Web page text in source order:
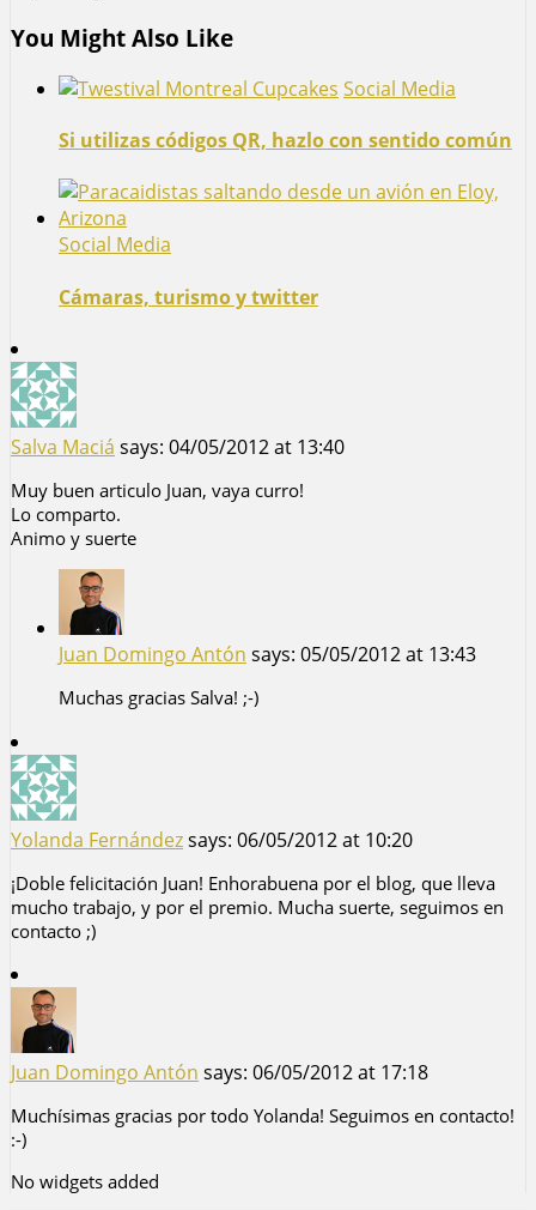
You Might Also Like
Social Media
Si utilizas códigos QR, hazlo con sentido común
Social Media
Cámaras, turismo y twitter
Salva Maciá says: 04/05/2012 at 13:40
Muy buen articulo Juan, vaya curro!
Lo comparto.
Animo y suerte
Juan Domingo Antón says: 05/05/2012 at 13:43
Muchas gracias Salva! ;-)
Yolanda Fernándezsays: 06/05/2012 at 10:20
¡Doble felicitación Juan! Enhorabuena por el blog, que lleva
mucho trabajo, y por el premio. Mucha suerte, seguimos en
contacto ;)
Juan Domingo Antón says: 06/05/2012 at 17:18
Muchísimas gracias por todo Yolanda! Seguimos en contacto!
:-)
No widgets added